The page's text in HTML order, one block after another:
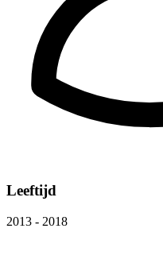
Leeftijd
2013 - 2018